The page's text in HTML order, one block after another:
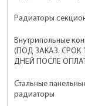
Радиаторы
Внутрипольные
(ПОД ЗАКАЗ. СРОК
ДНЕЙ ПОСЛЕ
Стальные
радиаторы